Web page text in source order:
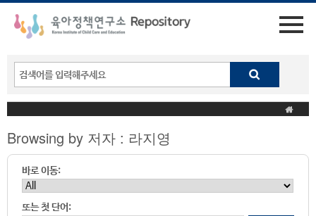
Browsing by 저자 : 라지영
바로 이동:
또는 첫 단어: